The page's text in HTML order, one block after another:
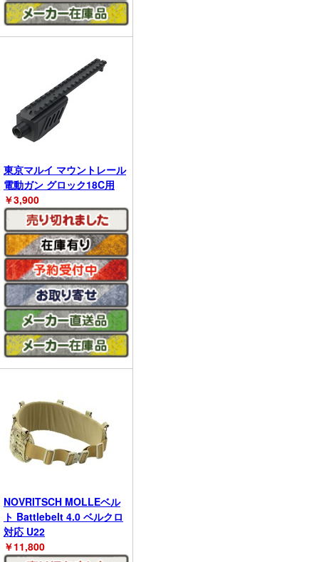
東京マルイ マウントレール
電動ガン グロック18C用
￥3,900
NOVRITSCH MOLLEベル
ト Battlebelt 4.0 ベルクロ
対応 U22
￥11,800